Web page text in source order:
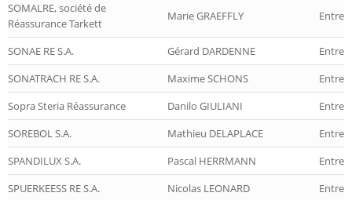
SOMALRE, société de
Réassurance Tarkett
Marie GRAEFFLY
SONAE RE S.A. Gérard DARDENNE
SONATRACH RE S.A.
Maxime SCHONS
Sopra Steria Réassurance
Danilo GIULIANI
SOREBOL S.A.
Mathieu DELAPLACE
SPANDILUX S.A.
Pascal HERRMANN
SPUERKEESS RE S.A.
Nicolas LEONARD